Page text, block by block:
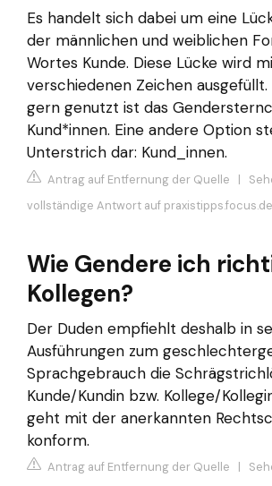
Es handelt sich dabei um eine
der männlichen und weiblichen
Wortes Kunde. Diese Lücke wird
verschiedenen Zeichen
gern genutzt ist das
Kund*innen. Eine andere Option
Unterstrich dar: Kund_innen.
Antrag auf Entfernung der Quelle |
vollständige Antwort auf
Wie Gendere ich
Kollegen?
Der Duden empfiehlt deshalb in
Ausführungen zum
Sprachgebrauch die
Kunde/Kundin bzw. Kollege/
geht mit der anerkannten
konform.
Antrag auf Entfernung der Quelle |